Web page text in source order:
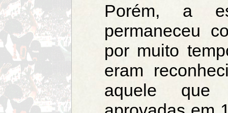
Porém, a
permaneceu
por muito
eram
aquele que